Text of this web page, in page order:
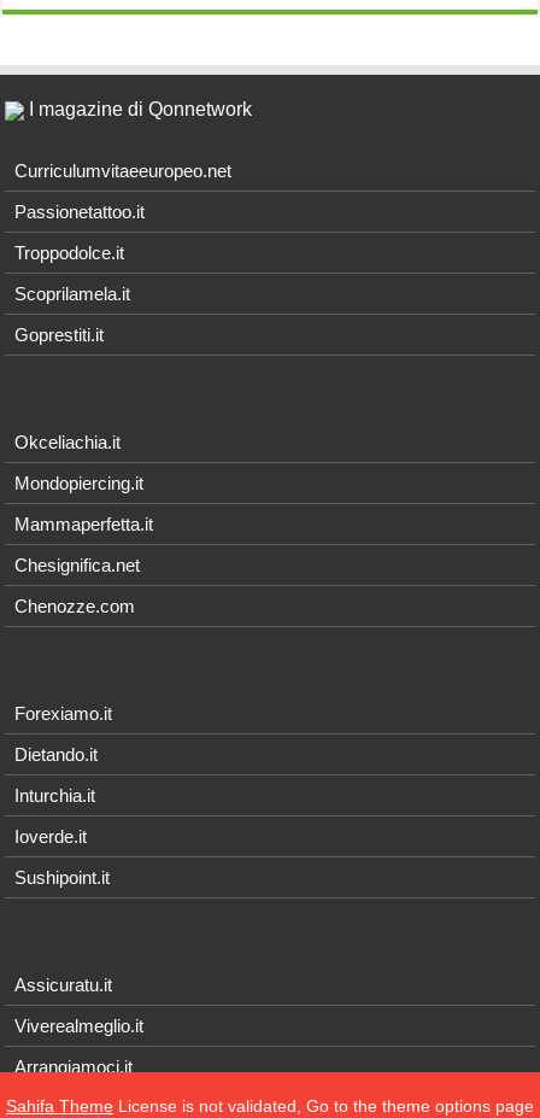
I magazine di Qonnetwork
Curriculumvitaeeuropeo.net
Passionetattoo.it
Troppodolce.it
Scoprilamela.it
Goprestiti.it
Okceliachia.it
Mondopiercing.it
Mammaperfetta.it
Chesignifica.net
Chenozze.com
Forexiamo.it
Dietando.it
Inturchia.it
Ioverde.it
Sushipoint.it
Assicuratu.it
Viverealmeglio.it
Arrangiamoci.it
Tecnichef.it
Sahifa Theme License is not validated, Go to the theme options page